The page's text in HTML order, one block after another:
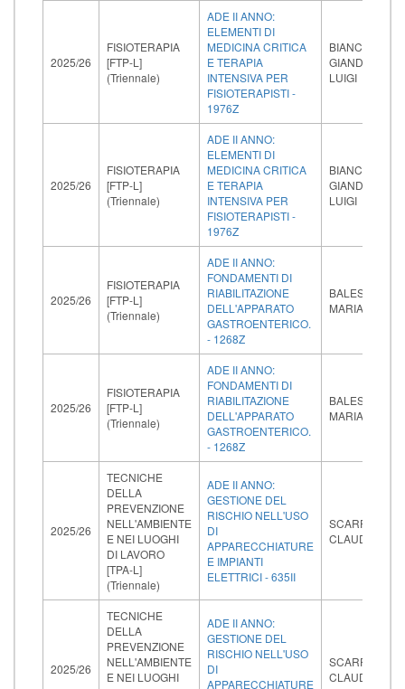
2025/26
FISIOTERAPIA
[FTP-L]
(Triennale)
ADE II ANNO:
ELEMENTI DI
MEDICINA CRITICA
E TERAPIA
INTENSIVA PER
FISIOTERAPISTI -
1976Z
BIANCOFIORE
LUIGI
2025/26
FISIOTERAPIA
[FTP-L]
(Triennale)
ADE II ANNO:
ELEMENTI DI
MEDICINA CRITICA
E TERAPIA
INTENSIVA PER
FISIOTERAPISTI -
1976Z
BIANCOFIORE
LUIGI
2025/26
FISIOTERAPIA
[FTP-L]
(Triennale)
ADE II ANNO:
FONDAMENTI DI
RIABILITAZIONE
DELL'APPARATO
GASTROENTERICO.
- 1268Z
BALESTRI
MARIA ANNA
2025/26
FISIOTERAPIA
[FTP-L]
(Triennale)
ADE II ANNO:
FONDAMENTI DI
RIABILITAZIONE
DELL'APPARATO
GASTROENTERICO.
- 1268Z
BALESTRI
MARIA ANNA
2025/26
TECNICHE
DELLA
PREVENZIONE
NELL'AMBIENTE
E NEI LUOGHI
DI LAVORO
[TPA-L]
(Triennale)
ADE II ANNO:
GESTIONE DEL
RISCHIO NELL'USO
DI
APPARECCHIATURE
E IMPIANTI
ELETTRICI - 635II
SCARPELLI
CLAUDIO
2025/26
TECNICHE
DELLA
PREVENZIONE
NELL'AMBIENTE
E NEI LUOGHI
ADE II ANNO:
GESTIONE DEL
RISCHIO NELL'USO
DI
APPARECCHIATURE
SCARPELLI
CLAUDIO